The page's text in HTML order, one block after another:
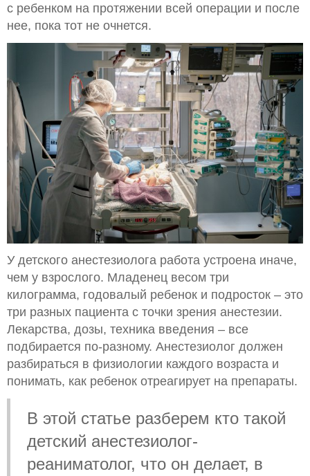
с ребенком на протяжении всей операции и после
нее, пока тот не очнется.
У детского анестезиолога работа устроена иначе,
чем у взрослого. Младенец весом три
килограмма, годовалый ребенок и подросток – это
три разных пациента с точки зрения анестезии.
Лекарства, дозы, техника введения – все
подбирается по-разному. Анестезиолог должен
разбираться в физиологии каждого возраста и
понимать, как ребенок отреагирует на препараты.
В этой статье разберем кто такой
детский анестезиолог-
реаниматолог, что он делает, в